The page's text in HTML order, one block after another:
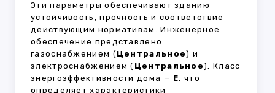
Эти параметры обеспечивают зданию
устойчивость, прочность и соответствие
действующим нормативам. Инженерное
обеспечение представлено
газоснабжением (Центральное) и
электроснабжением ( Центральное). Класс
энергоэффективности дома — E, что
определяет характеристики